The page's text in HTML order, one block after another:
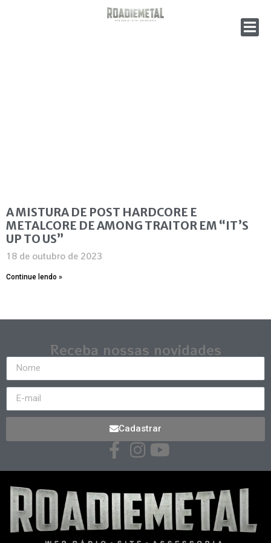
A MISTURA DE POST HARDCORE E
METALCORE DE AMONG TRAITOR EM “IT’S
UP TO US”
18 de outubro de 2023
Continue lendo »
Receba nossas novidades
Cadastrar